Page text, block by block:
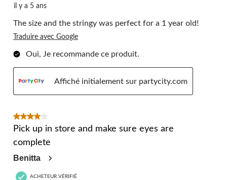
il y a 5 ans
The size and the stringy was perfect for a 1 year old!
Traduire avec Google
Oui, Je recommande ce produit.
Affiché initialement sur partycity.com
4 étoile(s) sur 5.
Pick up in store and make sure eyes are
complete
Benitta
ACHETEUR VÉRIFIÉ